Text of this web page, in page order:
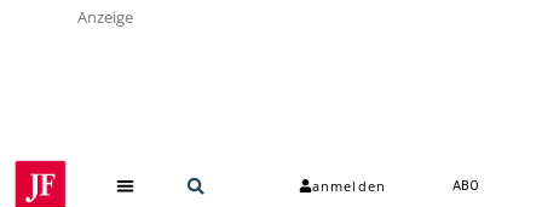
Anzeige
anmelden ABO